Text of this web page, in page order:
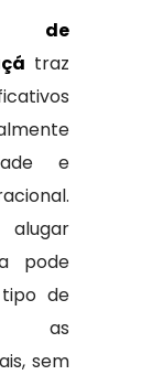
de
traz
e
pode
de
as
sem